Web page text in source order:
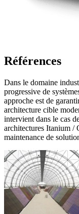
Références
Dans le domaine
progressive de
approche est de
architecture cible
intervient dans le cas
architectures Itanium /
maintenance de